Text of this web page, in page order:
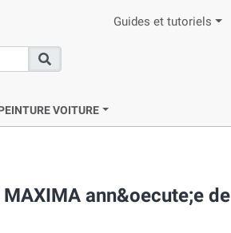
Guides et tutoriels
Recherche
VOITURE
ann&oecute;e de